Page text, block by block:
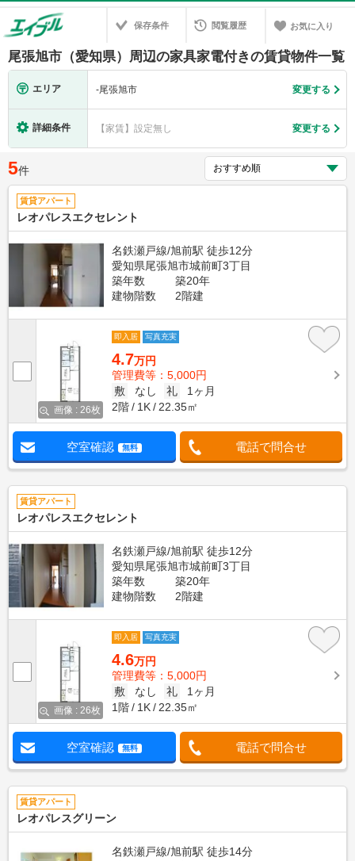
保存条件 閲覧履歴 お気に入り
尾張旭市（愛知県）周辺の家具家電付きの賃貸物件一覧
エリア -尾張旭市 変更する
詳細条件 【家賃】設定無し 変更する
5件
賃貸アパート
レオパレスエクセレント
名鉄瀬戸線/旭前駅 徒歩12分
愛知県尾張旭市城前町3丁目
築年数
築20年
建物階数
2階建
画像 : 26枚
即入居 写真充実
4.7万円
管理費等：5,000円
敷
なし 礼
1ヶ月
2階
1K 22.35㎡
空室確認 無料 電話で問合せ
賃貸アパート
レオパレスエクセレント
名鉄瀬戸線/旭前駅 徒歩12分
愛知県尾張旭市城前町3丁目
築年数
築20年
建物階数
2階建
画像 : 26枚
即入居 写真充実
4.6万円
管理費等：5,000円
敷
なし 礼
1ヶ月
1階
1K 22.35㎡
空室確認 無料 電話で問合せ
賃貸アパート
レオパレスグリーン
名鉄瀬戸線/旭前駅 徒歩14分